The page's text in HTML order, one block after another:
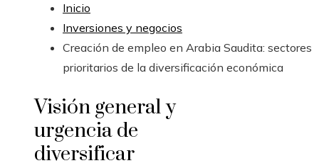
Inicio
Inversiones y negocios
Creación de empleo en Arabia Saudita: sectores
prioritarios de la diversificación económica
Visión general y
urgencia de
diversificar